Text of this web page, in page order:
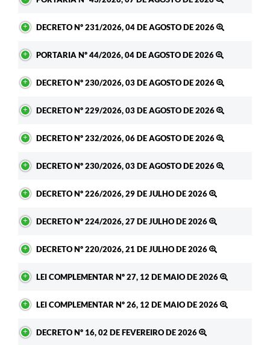
DECRETO Nº 231/2026, 04 DE AGOSTO DE 2026
PORTARIA Nº 44/2026, 04 DE AGOSTO DE 2026
DECRETO Nº 230/2026, 03 DE AGOSTO DE 2026
DECRETO Nº 229/2026, 03 DE AGOSTO DE 2026
DECRETO Nº 232/2026, 06 DE AGOSTO DE 2026
DECRETO Nº 230/2026, 03 DE AGOSTO DE 2026
DECRETO Nº 226/2026, 29 DE JULHO DE 2026
DECRETO Nº 224/2026, 27 DE JULHO DE 2026
DECRETO Nº 220/2026, 21 DE JULHO DE 2026
LEI COMPLEMENTAR Nº 27, 12 DE MAIO DE 2026
LEI COMPLEMENTAR Nº 26, 12 DE MAIO DE 2026
DECRETO Nº 16, 02 DE FEVEREIRO DE 2026